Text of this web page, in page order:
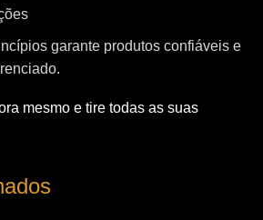
garante produtos confiáveis e
mesmo e tire todas as suas